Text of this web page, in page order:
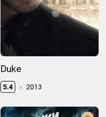
Duke
5.4 2013